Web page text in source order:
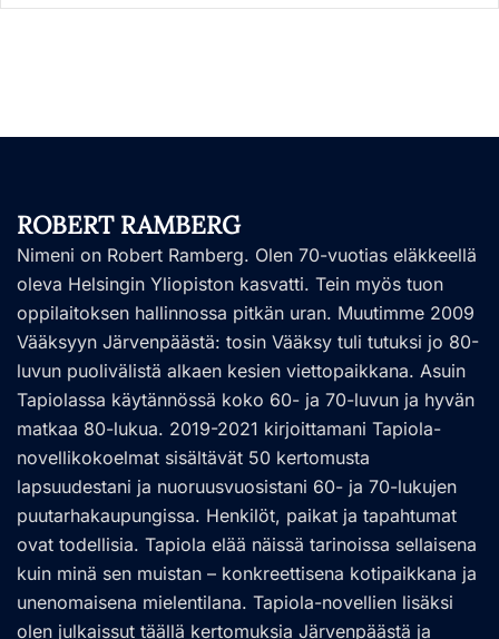
ROBERT RAMBERG
Nimeni on Robert Ramberg. Olen 70-vuotias eläkkeellä
oleva Helsingin Yliopiston kasvatti. Tein myös tuon
oppilaitoksen hallinnossa pitkän uran. Muutimme 2009
Vääksyyn Järvenpäästä: tosin Vääksy tuli tutuksi jo 80-
luvun puolivälistä alkaen kesien viettopaikkana. Asuin
Tapiolassa käytännössä koko 60- ja 70-luvun ja hyvän
matkaa 80-lukua. 2019-2021 kirjoittamani Tapiola-
novellikokoelmat sisältävät 50 kertomusta
lapsuudestani ja nuoruusvuosistani 60- ja 70-lukujen
puutarhakaupungissa. Henkilöt, paikat ja tapahtumat
ovat todellisia. Tapiola elää näissä tarinoissa sellaisena
kuin minä sen muistan – konkreettisena kotipaikkana ja
unenomaisena mielentilana. Tapiola-novellien lisäksi
olen julkaissut täällä kertomuksia Järvenpäästä ja